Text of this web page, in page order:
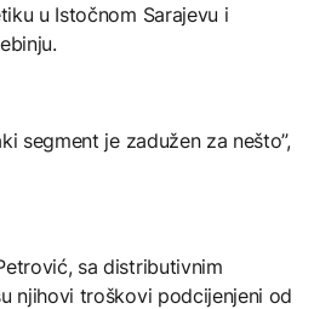
u Istočnom Sarajevu i
segment je zadužen za nešto”,
sa distributivnim
njihovi troškovi podcijenjeni od